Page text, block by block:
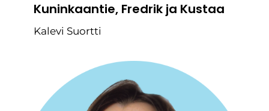
Kuninkaantie, Fredrik ja Kustaa
Kalevi Suortti